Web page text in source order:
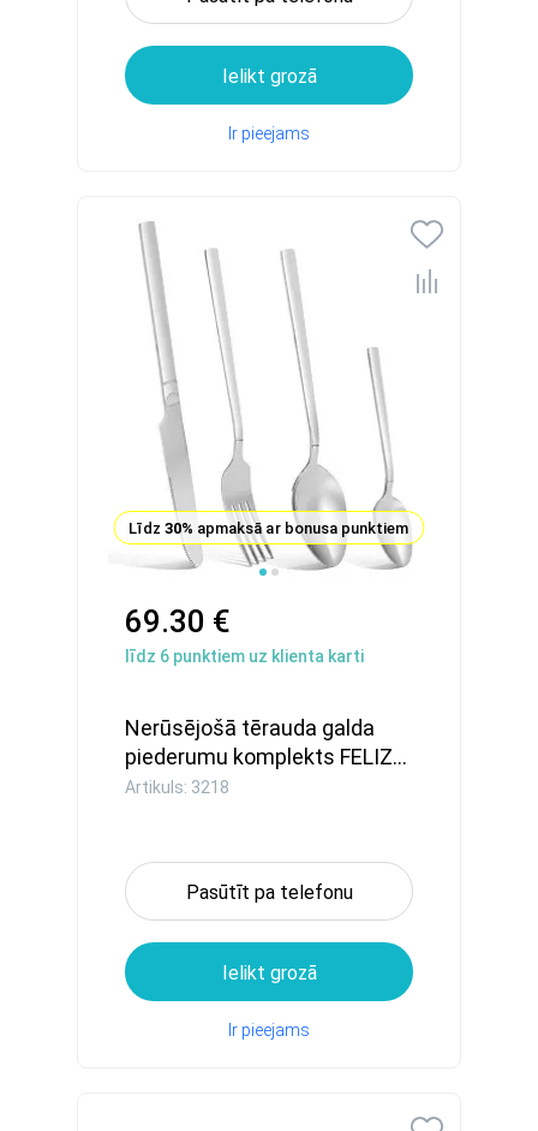
Ielikt grozā
Ir pieejams
Līdz 30% apmaksā ar bonusa punktiem
69.30 €
līdz 6 punktiem uz klienta karti
Nerūsējošā tērauda galda
piederumu komplekts FELIZ...
Artikuls: 3218
Pasūtīt pa telefonu
Ielikt grozā
Ir pieejams